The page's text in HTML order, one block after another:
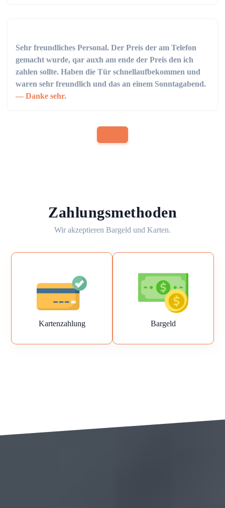
Sehr freundliches Personal. Der Preis der am Telefon
gemacht wurde, qar auxh am ende der Preis den ich
zahlen sollte. Haben die Tür schnellaufbekommen und
waren sehr freundlich und das an einem Sonntagabend.
Danke sehr.
Zahlungsmethoden
Wir akzeptieren Bargeld und Karten.
Kartenzahlung Bargeld